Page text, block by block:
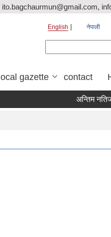
ito.bagchaurmun@gmail.com,
English नेपाली
local gazette contact
अन्तिम